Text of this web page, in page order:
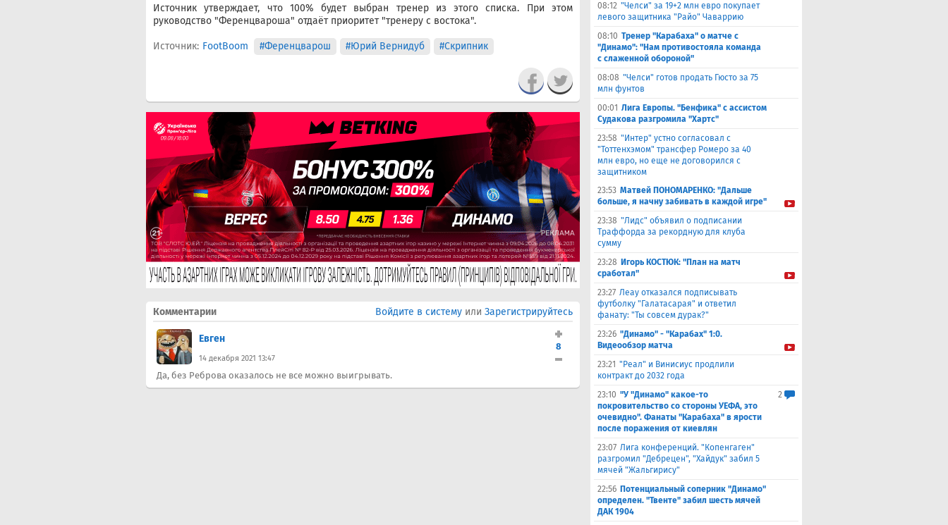
Источник утверждает, что 100% будет выбран тренер из этого списка. При этом
руководство "Ференцвароша" отдаёт приоритет "тренеру с востока".
Источник: FootBoom #Ференцварош #Юрий Вернидуб #Скрипник
Комментарии Войдите в систему или Зарегистрируйтесь
Евген
14 декабря 2021 13:47
8
Да, без Реброва оказалось не все можно выигрывать.
08:12 "Челси" за 19+2 млн евро покупает
левого защитника "Райо" Чаваррию
08:10 Тренер "Карабаха" о матче с
"Динамо": "Нам противостояла команда
с слаженной обороной"
08:08 "Челси" готов продать Гюсто за 75
млн фунтов
00:01 Лига Европы. "Бенфика" с ассистом
Судакова разгромила "Хартс"
23:58 "Интер" устно согласовал с
"Тоттенхэмом" трансфер Ромеро за 40
млн евро, но еще не договорился с
защитником
23:53 Матвей ПОНОМАРЕНКО: "Дальше
больше, я начну забивать в каждой игре"
23:38 "Лидс" объявил о подписании
Траффорда за рекордную для клуба
сумму
23:28 Игорь КОСТЮК: "План на матч
сработал"
23:27 Леау отказался подписывать
футболку "Галатасарая" и ответил
фанату: "Ты совсем дурак?"
23:26 "Динамо" - "Карабах" 1:0.
Видеообзор матча
23:21 "Реал" и Винисиус продлили
контракт до 2032 года
23:10 "У "Динамо" какое-то
покровительство со стороны УЕФА, это
очевидно". Фанаты "Карабаха" в ярости
после поражения от киевлян
2
23:07 Лига конференций. "Копенгаген"
разгромил "Дебрецен", "Хайдук" забил 5
мячей "Жальгирису"
22:56 Потенциальный соперник "Динамо"
определен. "Твенте" забил шесть мячей
ДАК 1904